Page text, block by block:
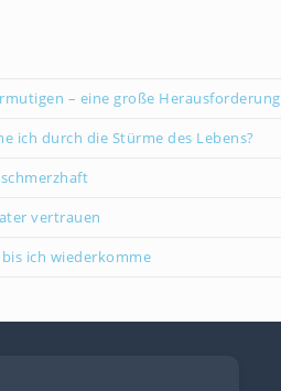
– eine große Herausforderung
ich durch die Stürme des Lebens?
schmerzhaft
vertrauen
ich wiederkomme